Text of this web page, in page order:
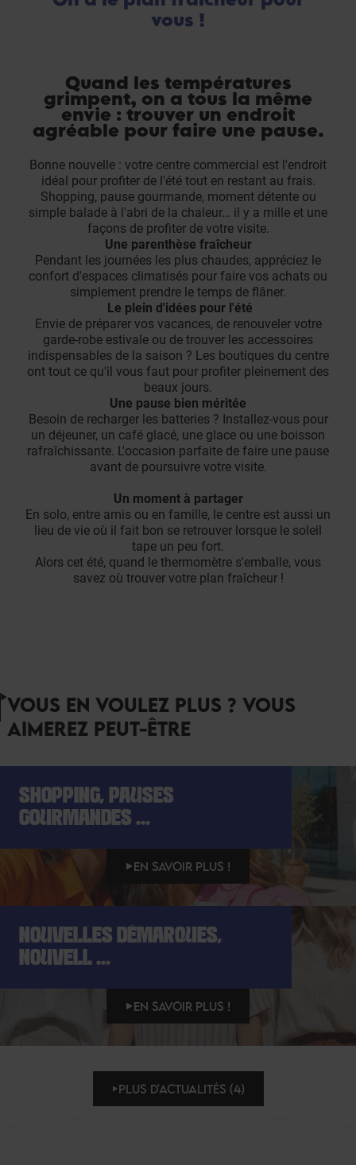
vous !
Quand les températures
grimpent, on a tous la même
envie : trouver un endroit
agréable pour faire une pause.
Bonne nouvelle : votre centre commercial est l'endroit
idéal pour profiter de l'été tout en restant au frais.
Shopping, pause gourmande, moment détente ou
simple balade à l'abri de la chaleur… il y a mille et une
façons de profiter de votre visite.
Une parenthèse fraîcheur
Pendant les journées les plus chaudes, appréciez le
confort d'espaces climatisés pour faire vos achats ou
simplement prendre le temps de flâner.
Le plein d'idées pour l'été
Envie de préparer vos vacances, de renouveler votre
garde-robe estivale ou de trouver les accessoires
indispensables de la saison ? Les boutiques du centre
ont tout ce qu'il vous faut pour profiter pleinement des
beaux jours.
Une pause bien méritée
Besoin de recharger les batteries ? Installez-vous pour
un déjeuner, un café glacé, une glace ou une boisson
rafraîchissante. L'occasion parfaite de faire une pause
avant de poursuivre votre visite.
Un moment à partager
En solo, entre amis ou en famille, le centre est aussi un
lieu de vie où il fait bon se retrouver lorsque le soleil
tape un peu fort.
Alors cet été, quand le thermomètre s'emballe, vous
savez où trouver votre plan fraîcheur !
VOUS EN VOULEZ PLUS ? VOUS
AIMEREZ PEUT-ÊTRE
SHOPPING, PAUSES
GOURMANDES ...
EN SAVOIR PLUS !
NOUVELLES DÉMARQUES,
NOUVELL ...
EN SAVOIR PLUS !
PLUS D'ACTUALITÉS (4)